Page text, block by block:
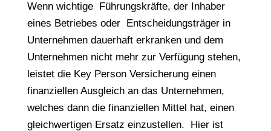
Wenn wichtige Führungskräfte, der Inhaber
eines Betriebes oder Entscheidungsträger in
Unternehmen dauerhaft erkranken und dem
Unternehmen nicht mehr zur Verfügung stehen,
leistet die Key Person Versicherung einen
finanziellen Ausgleich an das Unternehmen,
welches dann die finanziellen Mittel hat, einen
gleichwertigen Ersatz einzustellen. Hier ist